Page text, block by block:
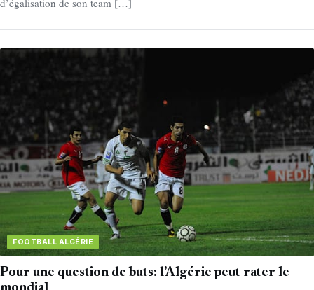
d’égalisation de son team […]
FOOTBALL ALGÉRIE
Pour une question de buts: l’Algérie peut rater le